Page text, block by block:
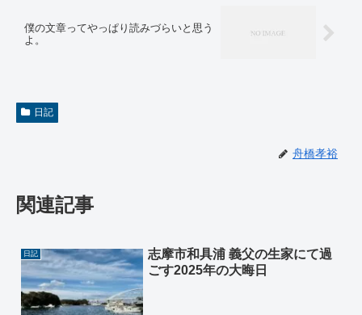
僕の文章ってやっぱり読みづらいと思う
よ。
日記
舟橋孝裕
関連記事
日記
志摩市和具浦 義父の生家にて過
ごす2025年の大晦日